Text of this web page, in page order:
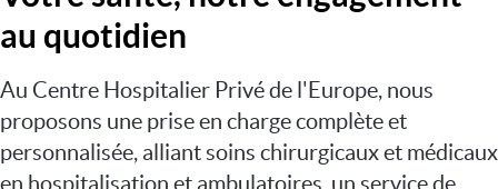
au quotidien
Au Centre Hospitalier Privé de l'Europe, nous
proposons une prise en charge complète et
personnalisée, alliant soins chirurgicaux et médicaux
en hospitalisation et ambulatoires, un service de